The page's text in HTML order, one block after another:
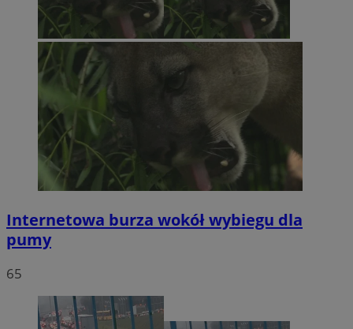
Internetowa burza wokół wybiegu dla
pumy
65